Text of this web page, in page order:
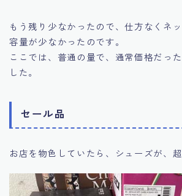
もう残り少なかったので、仕方なくネ
容量が少なかったのです。
ここでは、普通の量で、通常価格だっ
した。
セール品
お店を物色していたら、シューズが、超